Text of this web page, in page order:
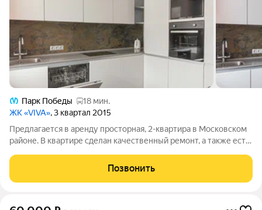
Парк Победы
18 мин.
ЖК «VIVA», 3 квартал 2015
Предлагается в аренду просторная, 2-квартира в Московском
районе. В квартире сделан качественный ремонт, а также есть
этой квартиры можно выделить: + Квартира светлая, уютная и
тёплая. Ремонт
Позвонить